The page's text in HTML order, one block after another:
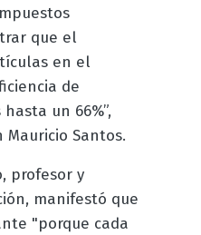
que el
en el
de
un 66%”,
Santos.
profesor y
manifestó que
"porque cada